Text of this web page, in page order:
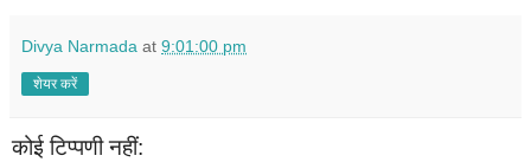
Divya Narmada at 9:01:00 pm
शेयर करें
कोई टिप्पणी नहीं: